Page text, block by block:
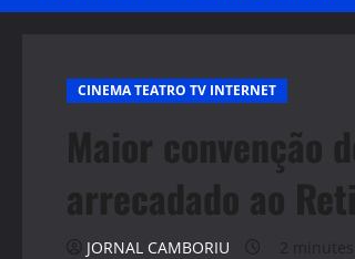
CINEMA TEATRO TV INTERNET
Maior convenção
arrecadado ao
JORNAL CAMBORIU 2